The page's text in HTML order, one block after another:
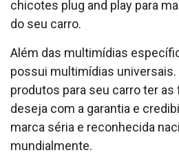
chicotes plug and play para
do seu carro.
Além das multimídias
possui multimídias universais.
produtos para seu carro ter
deseja com a garantia e
marca séria e reconhecida
mundialmente.